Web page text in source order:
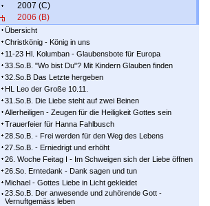
2007 (C)
2006 (B)
Übersicht
Christkönig - König in uns
11-23 Hl. Kolumban - Glaubensbote für Europa
33.So.B. "Wo bist Du"? Mit Kindern Glauben finden
32.So.B Das Letzte hergeben
HL Leo der Große 10.11.
31.So.B. Die Liebe steht auf zwei Beinen
Allerheiligen - Zeugen für die Heiligkeit Gottes sein
Trauerfeier für Hanna Fahlbusch
28.So.B. - Frei werden für den Weg des Lebens
27.So.B. - Erniedrigt und erhöht
26. Woche Feitag I - Im Schweigen sich der Liebe öffnen
26.So. Erntedank - Dank sagen und tun
Michael - Gottes Liebe in Licht gekleidet
23.So.B. Der anwesende und zuhörende Gott -
Vernuftgemäss leben